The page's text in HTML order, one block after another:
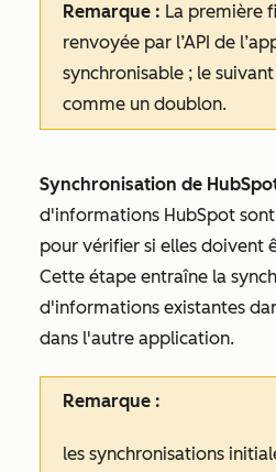
Remarque : La première
renvoyée par l’API de
synchronisable ; le
comme un doublon.
Synchronisation de
d'informations HubSpot
pour vérifier si elles doivent
Cette étape entraîne la
d'informations existantes
dans l'autre application.
Remarque :
les synchronisations